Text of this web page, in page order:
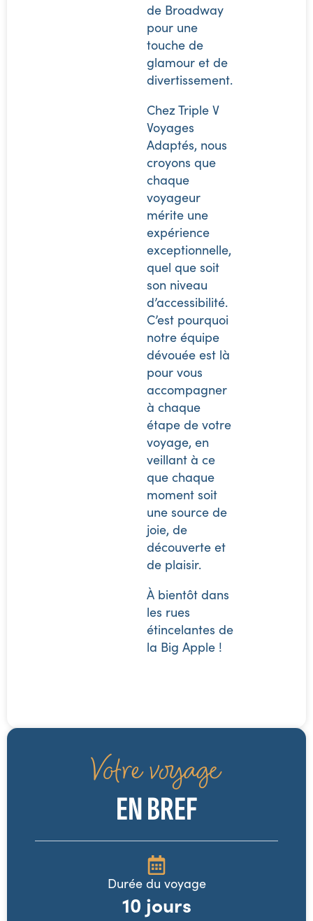
de Broadway
pour une
touche de
glamour et de
divertissement.
Chez Triple V
Voyages
Adaptés, nous
croyons que
chaque
voyageur
mérite une
expérience
exceptionnelle,
quel que soit
son niveau
d’accessibilité.
C’est pourquoi
notre équipe
dévouée est là
pour vous
accompagner
à chaque
étape de votre
voyage, en
veillant à ce
que chaque
moment soit
une source de
joie, de
découverte et
de plaisir.
À bientôt dans
les rues
étincelantes de
la Big Apple !
Votre voyage
EN BREF
Durée du voyage
10 jours